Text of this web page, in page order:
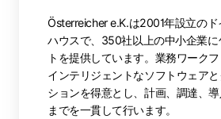
Österreicher e.K.は2001年設立の
ハウスで、350社以上の中小企業
トを提供しています。業務ワーク
インテリジェントなソフトウェア
ションを得意とし、計画、調達、
までを一貫して行います。